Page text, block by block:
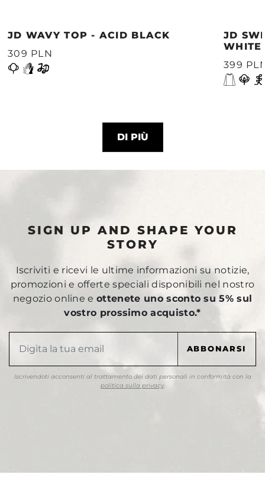
JD WAVY TOP - ACID BLACK
309 PLN
JD
WHITE
399
DI PIÙ
SIGN UP AND SHAPE YOUR
STORY
Iscriviti e ricevi le ultime informazioni su notizie,
promozioni e offerte speciali disponibili nel nostro
negozio online eottenete uno sconto su 5% sul
vostro prossimo acquisto.*
Iscrivendoti acconsenti al trattamento dei dati personali in conformità con la
politica sulla privacy.